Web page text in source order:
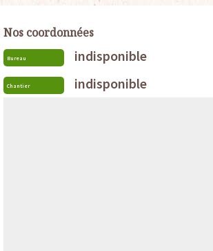
Nos coordonnées
Bureau indisponible
Chantier indisponible